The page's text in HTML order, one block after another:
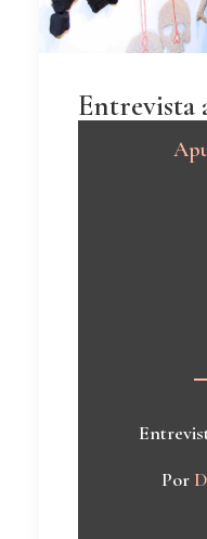
Entrevista
Por